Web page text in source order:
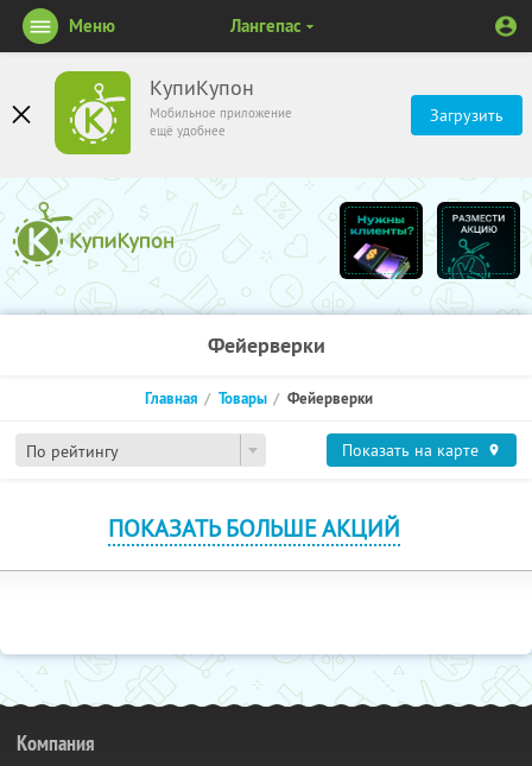
КупиКупон
Мобильное приложение
ещё удобнее
Загрузить
Меню Лангепас
Фейерверки
По рейтингу
Главная Товары Фейерверки
Показать на карте
ПОКАЗАТЬ БОЛЬШЕ АКЦИЙ
Компания